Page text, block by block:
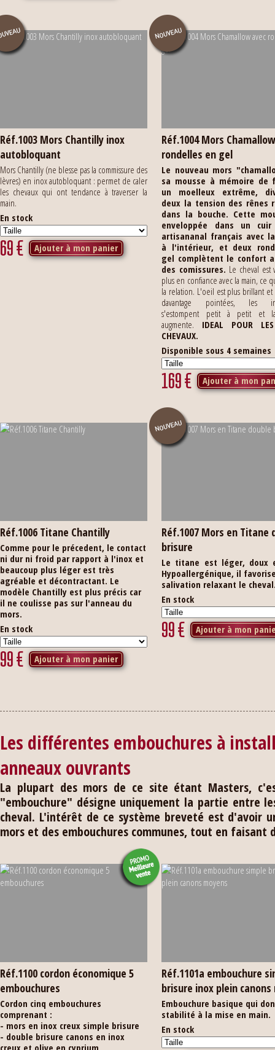
Réf.1003 Mors Chantilly inox
autobloquant
Mors Chantilly (ne blesse pas la commissure des
lèvres) en inox autobloquant : permet de caler
les chevaux qui ont tendance à traverser la
main.
En stock
69€ Ajouter à mon panier
Réf.1004 Mors
rondelles en gel
Le nouveau mors
sa mousse à mémoire de
un moelleux extrême,
deux la tension des rênes
dans la bouche. Cette
enveloppée dans un
artisananal français avec
à l'intérieur, et deux
gel complètent le confort
des comissures. Le cheval est
plus en confiance avec la main, ce
la relation. L'oeil est plus brillant
davantage pointées, les
s'estompent petit à petit et
augmente. IDEAL POUR
CHEVAUX.
Disponible sous 4 semaines
169€ Ajouter à mon
Réf.1006 Titane Chantilly
Comme pour le précedent, le contact
ni dur ni froid par rapport à l'inox et
beaucoup plus léger est très
agréable et décontractant. Le
modèle Chantilly est plus précis car
il ne coulisse pas sur l'anneau du
mors.
En stock
99€ Ajouter à mon panier
Réf.1007 Mors en Titane
brisure
Le titane est léger, doux
Hypoallergénique, il
salivation relaxant le
En stock
99€ Ajouter à mon
Les différentes embouchures à
anneaux ouvrants
La plupart des mors de ce site étant Masters,
"embouchure" désigne uniquement la partie entre
cheval. L'intérêt de ce système breveté est d'avoir
mors et des embouchures communes, tout en faisant
Réf.1100 cordon économique 5
embouchures
Cordon cinq embouchures
comprenant :
- mors en inox creux simple brisure
- double brisure canons en inox
creux et olive en cyprium
Réf.1101a embouchure
brisure inox plein canons
Embouchure basique qui
stabilité à la mise en main.
En stock